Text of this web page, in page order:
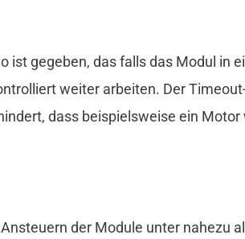
ist gegeben, das falls das Modul in
weiter arbeiten. Der
dass beispielsweise ein
der Module unter nahezu